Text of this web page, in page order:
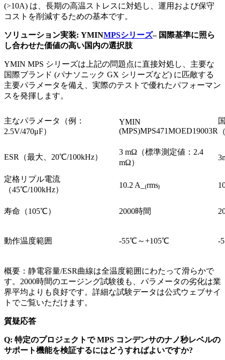
(>10A) は、長期の高温ストレスに対処し、運用および保守
コストを削減するための基本です。
ソリューション実装: YMINMPSシリーズ– 国際基準に照ら
し合わせた価値の高い国内の選択肢
YMIN MPS シリーズは上記の問題点に直接対処し、主要な
国際ブランド (パナソニック GX シリーズなど) に匹敵する
主要パラメータを備え、実際のテストで優れたパフォーマン
スを発揮します。
主なパラメータ（例：
2.5V/470μF）
YMIN
(MPS)MPS471MOED19003R
ESR（最大、20℃/100kHz）
3 mΩ（標準測定値：2.4
mΩ）
定格リプル電流
（45℃/100kHz）
10.2 A_₍rms₎
寿命（105℃） 2000時間
動作温度範囲 -55℃～+105℃ -
概要：静電容量/ESR曲線は全温度範囲にわたって滑らかで
す。2000時間のエージング試験後も、パラメータの劣化は業
界平均よりも良好です。詳細な試験データは公式ウェブサイ
トでご覧いただけます。
質疑応答
Q: 特定のプロジェクトで MPS コンデンサのナノ秒レベルの
サポート機能を検証するにはどうすればよいですか?